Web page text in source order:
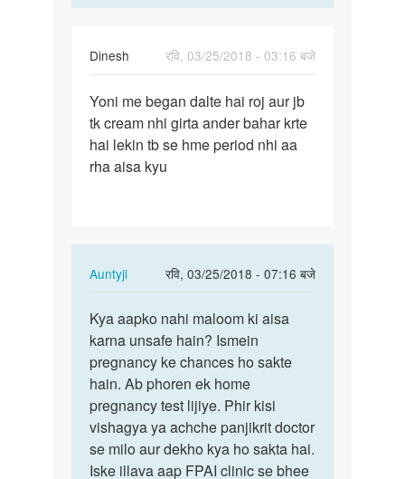
Dinesh
रवि, 03/25/2018 - 03:16 बजे
Yoni
me
began
dalte
Yoni me began dalte hai roj aur jb
tk cream nhi girta ander bahar krte
hai lekin tb se hme period nhi aa
rha aisa kyu
Auntyji
रवि, 03/25/2018 - 07:16 बजे
In
to
Yoni
me
began
dalte
hai
roj…
by
Kya
aapko
nahi
maloom
ki…
Kya aapko nahi maloom ki aisa
karna unsafe hain? Ismein
pregnancy ke chances ho sakte
hain. Ab phoren ek home
pregnancy test lijiye. Phir kisi
vishagya ya achche panjikrit doctor
se milo aur dekho kya ho sakta hai.
Iske illava aap FPAI clinic se bhee